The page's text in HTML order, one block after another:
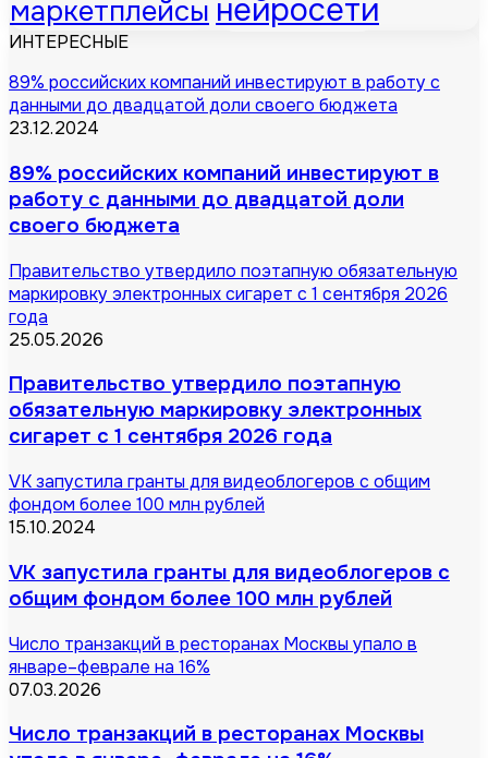
маркетплейсы нейросети
ИНТЕРЕСНЫЕ
89% российских компаний инвестируют в работу с
данными до двадцатой доли своего бюджета
23.12.2024
89% российских компаний инвестируют в
работу с данными до двадцатой доли
своего бюджета
Правительство утвердило поэтапную обязательную
маркировку электронных сигарет с 1 сентября 2026
года
25.05.2026
Правительство утвердило поэтапную
обязательную маркировку электронных
сигарет с 1 сентября 2026 года
VK запустила гранты для видеоблогеров с общим
фондом более 100 млн рублей
15.10.2024
VK запустила гранты для видеоблогеров с
общим фондом более 100 млн рублей
Число транзакций в ресторанах Москвы упало в
январе–феврале на 16%
07.03.2026
Число транзакций в ресторанах Москвы